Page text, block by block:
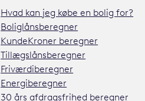
Hvad kan jeg købe en bolig for?
Boliglånsberegner
KundeKroner beregner
Tillægslånsberegner
Friværdiberegner
Energiberegner
30 års afdragsfrihed beregner